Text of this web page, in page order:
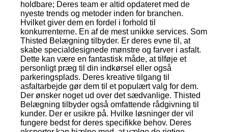
holdbare; Deres team er altid opdateret med de
nyeste trends og metoder inden for branchen.
Hvilket giver dem en fordel i forhold til
konkurrenterne. En af de mest unikke services. Som
Thisted Belægning tilbyder. Er deres evne til, at
skabe specialdesignede mønstre og farver i asfalt.
Dette kan være en fantastisk måde, at tilføje et
personligt præg til din indkørsel eller også
parkeringsplads. Deres kreative tilgang til
asfaltarbejde gør dem til et populært valg for dem.
Der ønsker noget ud over det sædvanlige. Thisted
Belægning tilbyder også omfattende rådgivning til
kunder. Der er usikre på. Hvilke løsninger der vil
fungere bedst for deres specifikke behov. Deres